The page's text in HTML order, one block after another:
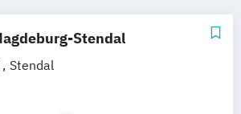
Stendal
Stendal